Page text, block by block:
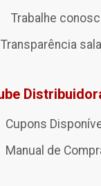
Trabalhe
Transparência
Cupons
Manual de